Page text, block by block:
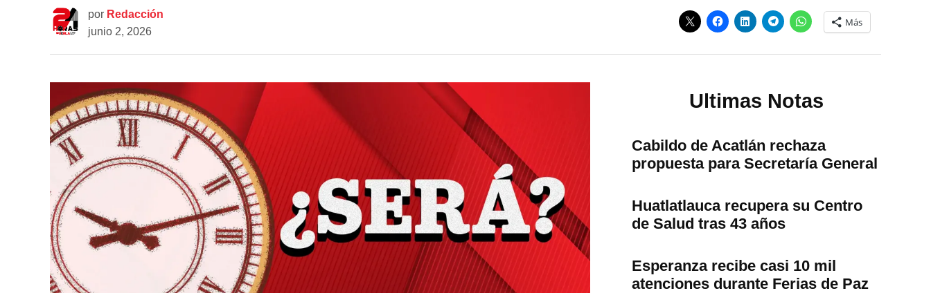
por Redacción
junio 2, 2026
Más
Ultimas Notas
Cabildo de Acatlán rechaza
propuesta para Secretaría General
Huatlatlauca recupera su Centro
de Salud tras 43 años
Esperanza recibe casi 10 mil
atenciones durante Ferias de Paz